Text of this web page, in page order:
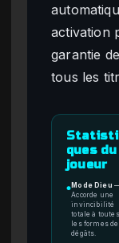
activation
garantie
tous les
Statisti
ques du
joueur
● Mode Dieu
Accorde une
invincibilité
totale à toutes
les formes de
dégâts.